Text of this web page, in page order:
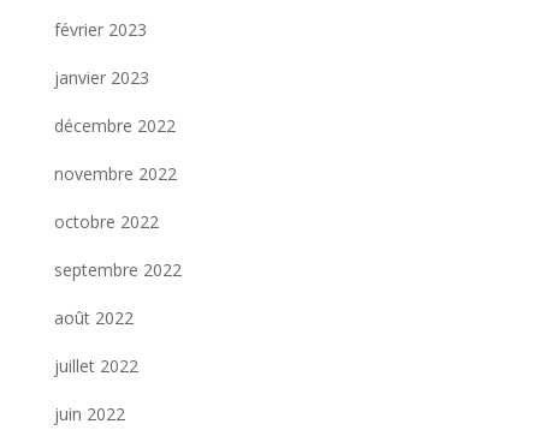
février 2023
janvier 2023
décembre 2022
novembre 2022
octobre 2022
septembre 2022
août 2022
juillet 2022
juin 2022